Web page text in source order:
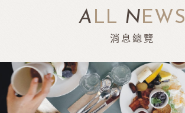
A LL NEWS
消息總覽